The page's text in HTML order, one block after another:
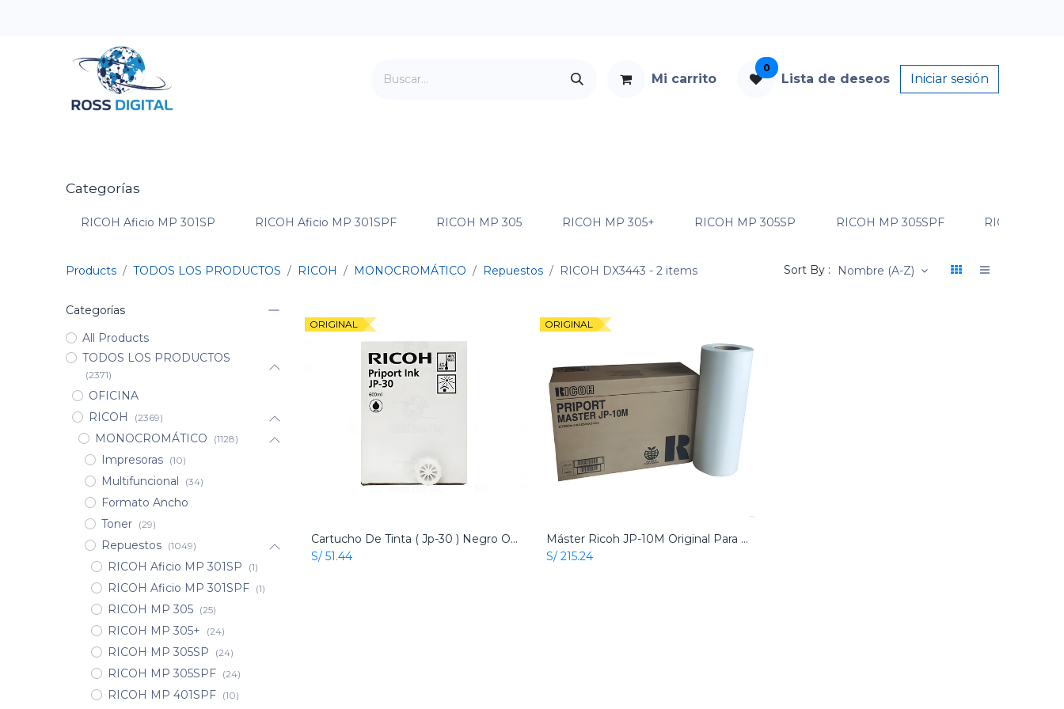
Mi carrito
0
Lista de deseos Iniciar sesión
Categorías
RICOH Aficio MP 301SP RICOH Aficio MP 301SPF RICOH MP 305 RICOH MP 305+ RICOH MP 305SP RICOH MP 305SPF RICOH MP
Products TODOS LOS PRODUCTOS RICOH MONOCROMÁTICO Repuestos RICOH DX3443 - 2 items Sort By : Nombre (A-Z)
Categorías
All Products
TODOS LOS PRODUCTOS
(2371)
OFICINA
RICOH
(2369)
MONOCROMÁTICO (1128)
Impresoras (10)
Multifuncional (34)
Formato Ancho
Toner
(29)
Repuestos (1049)
RICOH Aficio MP 301SP (1)
RICOH Aficio MP 301SPF (1)
RICOH MP 305 (25)
RICOH MP 305+ (24)
RICOH MP 305SP (24)
RICOH MP 305SPF (24)
RICOH MP 401SPF (10)
ORIGINAL
Add to Cart
Cartucho De Tinta ( Jp-30 ) Negro Original Ricoh
S/ 51.44
ORIGINAL
Add to Cart
Máster Ricoh JP-10M Original Para Duplicadora
S/215.24